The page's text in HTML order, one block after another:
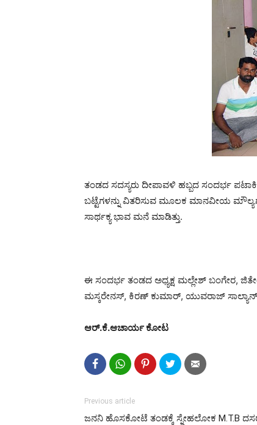
ತಂಡದ ಸದಸ್ಯರು ದೀಪಾವಳಿ ಹಬ್ಬದ ಸಂದರ್ಭ
ಬಟ್ಟೆಗಳನ್ನು ವಿತರಿಸುವ ಮೂಲಕ ಮಾನವೀಯ
ಸಾರ್ಥಕ್ಯ ಭಾವ ಮನೆ ಮಾಡಿತ್ತು.
ಈ ಸಂದರ್ಭ ತಂಡದ ಅಧ್ಯಕ್ಷ ಮಲ್ಲೇಶ್ ಬಂಗೇರ,
ಮಸ್ಕರೇನಸ್, ಕಿರಣ್ ಕುಮಾರ್, ಯುವರಾಜ್
ಆರ್.ಕೆ.ಆಚಾರ್ಯ ಕೋಟ
Previous article
ಜನನಿ ಹೊಸಕೋಟೆ ತಂಡಕ್ಕೆ ಸ್ನೇಹಲೋಕ M.T.B